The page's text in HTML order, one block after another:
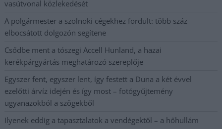
vasútvonal közlekedését
A polgármester a szolnoki cégekhez fordult: több száz
elbocsátott dolgozón segítene
Csődbe ment a tószegi Accell Hunland, a hazai
kerékpárgyártás meghatározó szereplője
Egyszer fent, egyszer lent, így festett a Duna a két évvel
ezelőtti árvíz idején és így most – fotógyűjtemény
ugyanazokból a szögekből
Ilyenek eddig a tapasztalatok a vendégektől – a hőhullám